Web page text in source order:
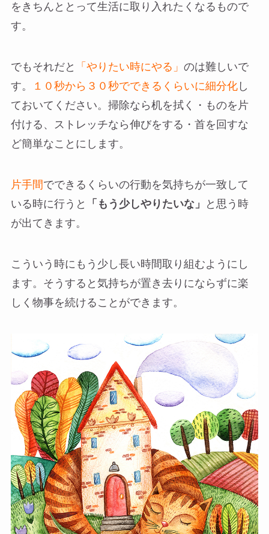
をきちんととって生活に取り入れたくなるもので
す。
でもそれだと 「やりたい時にやる」 のは難しいで
す。
１０秒から３０秒でできるくらいに細分化し
ておいてください。掃除なら机を拭く・ものを片
付ける、ストレッチなら伸びをする・首を回すな
ど簡単なことにします。
片手間でできるくらいの行動を気持ちが一致して
いる時に行うと
「もう少しやりたいな」
と思う時
が出てきます。
こういう時にもう少し長い時間取り組むようにし
ます。そうすると気持ちが置き去りにならずに楽
しく物事を続けることができます。